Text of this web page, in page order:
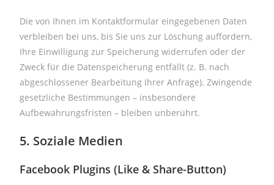
Die von Ihnen im Kontaktformular eingegebenen Daten
verbleiben bei uns, bis Sie uns zur Löschung auffordern,
Ihre Einwilligung zur Speicherung widerrufen oder der
Zweck für die Datenspeicherung entfällt (z. B. nach
abgeschlossener Bearbeitung Ihrer Anfrage). Zwingende
gesetzliche Bestimmungen – insbesondere
Aufbewahrungsfristen – bleiben unberührt.
5. Soziale Medien
Facebook Plugins (Like & Share-Button)